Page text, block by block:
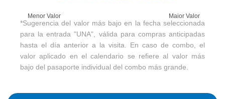
Menor Valor Maior Valor
*Sugerencia del valor más bajo en la fecha seleccionada
para la entrada "UNA", válida para compras anticipadas
hasta el día anterior a la visita. En caso de combo, el
valor aplicado en el calendario se refiere al valor más
bajo del pasaporte individual del combo más grande.